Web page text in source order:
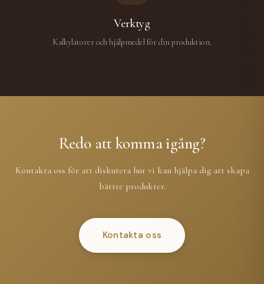
Verktyg
Kalkylatorer och hjälpmedel för din produktion.
Redo att komma igång?
Kontakta oss för att diskutera hur vi kan hjälpa dig att skapa
bättre produkter.
Kontakta oss